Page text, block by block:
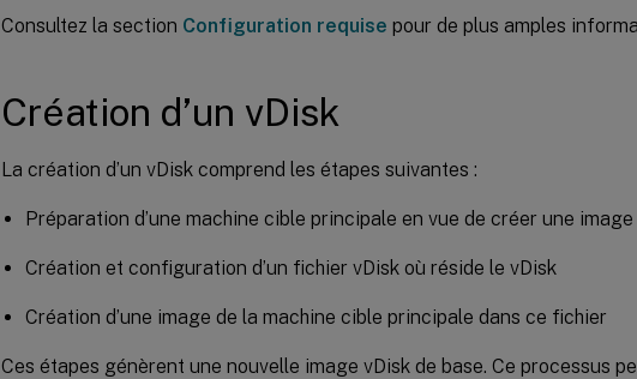
Consultez la section Configuration requise pour de plus amples
Création d’un vDisk
La création d’un vDisk comprend les étapes suivantes :
Préparation d’une machine cible principale en vue de créer une image
Création et configuration d’un fichier vDisk où réside le vDisk
Création d’une image de la machine cible principale dans ce fichier
Ces étapes génèrent une nouvelle image vDisk de base. Ce processus